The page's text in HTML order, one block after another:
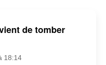
de tomber
18:14